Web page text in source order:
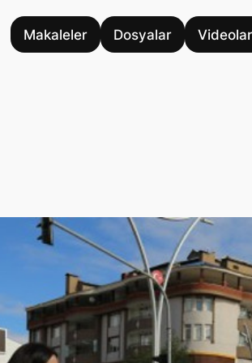
Makaleler Dosyalar Videolar